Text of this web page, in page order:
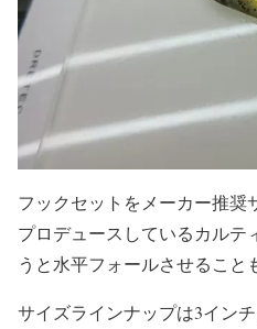
フックセットをメーカー推奨
プロデュースしているカルテ
うと水平フォールさせること
サイズラインナップは3イン